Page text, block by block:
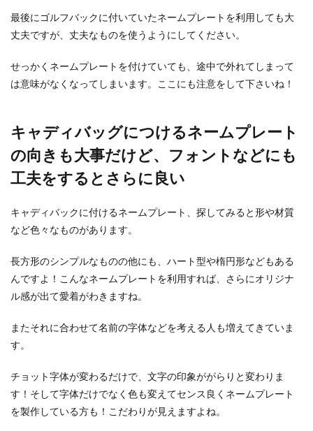
練習させ...
サッカーが上手くなる方法を紹介！し
かも短期間で！
広い年齢層でサッカーに関わっているひとも多い
でしょう。 ...
プロ野球選手になりたい！入団テスト
の条件や受験方法について
ラフト』のイメージですが、入団テストにより入
団す...
最後にゴルフバックに付いていたネームプレートを利用しても大
丈夫ですが、丈夫なものを使うようにしてください。
せっかくネームプレートを付けていても、途中で外れてしまって
は意味がなくなってしまいます。ここにも注意をして下さいね！
キャディバッグにつけるネームプレート
の向きも大事だけど、フォントなどにも
工夫をするとさらに良い
キャディバックに付けるネームプレート、探してみると形や材質
など色々なものがあります。
長方形のシンプルなものの他にも、ハート型や楕円形などもある
んですよ！こんなネームプレートを利用すれば、さらにオリジナ
ル感が出て愛着がわきますね。
またそれに合わせて名前の字体などを考える人も増えてきていま
す。
チョット字体が変わるだけで、文字の印象ががらりと変わりま
す！そして字体だけでなく色も変えてセンス良くネームプレート
を製作している方も！こだわりが見えますよね。